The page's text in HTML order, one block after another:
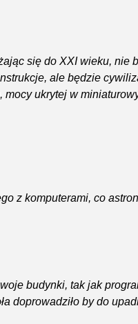
się do XXI wieku, nie
ale będzie
ukrytej w
z komputerami, co
budynki, tak jak
doprowadziło by do